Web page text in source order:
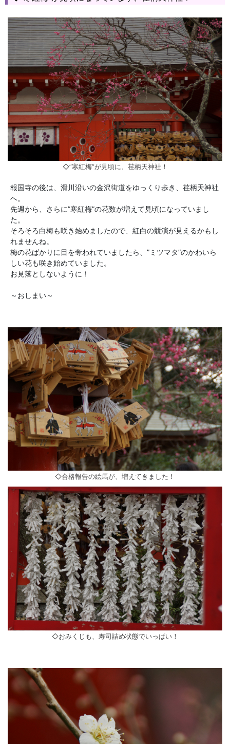
◇”寒紅梅”が見頃に、荏柄天神社！
報国寺の後は、滑川沿いの金沢街道をゆっくり歩き、荏柄天神社
へ。
先週から、さらに”寒紅梅”の花数が増えて見頃になっていまし
た。
そろそろ白梅も咲き始めましたので、紅白の競演が見えるかもし
れませんね。
梅の花ばかりに目を奪われていましたら、”ミツマタ”のかわいら
しい花も咲き始めていました。
お見落としないように！
～おしまい～
◇合格報告の絵馬が、増えてきました！
◇おみくじも、寿司詰め状態でいっぱい！